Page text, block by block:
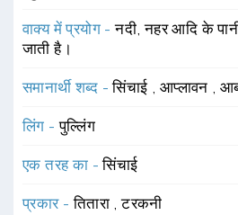
वाक्य में प्रयोग -नदी, नहर आदि के
जाती है।
समानार्थी शब्द -सिंचाई , आप्लावन ,
लिंग -पुल्लिंग
एक तरह का -सिंचाई
प्रकार -तितारा ,टरकनी